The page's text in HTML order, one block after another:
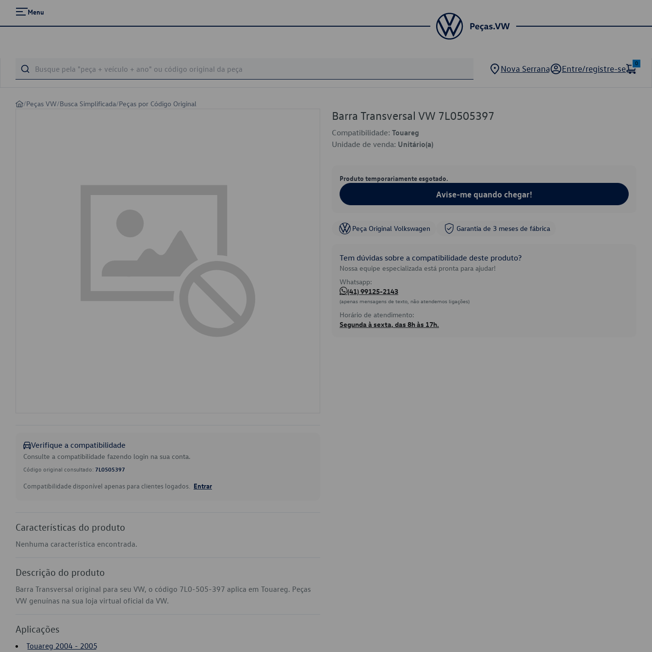
Menu
Nova Serrana Entre/registre-se
0
/Peças VW/Busca Simplificada/Peças por Código Original
Verifique a compatibilidade
Consulte a compatibilidade fazendo login na sua conta.
Código original consultado: 7L0505397
Compatibilidade disponível apenas para clientes logados. Entrar
Características do produto
Nenhuma característica encontrada.
Descrição do produto
Barra Transversal original para seu VW, o código 7L0-505-397 aplica em Touareg. Peças
VW genuínas na sua loja virtual oficial da VW.
Aplicações
Touareg 2004 - 2005
Barra Transversal VW 7L0505397
Compatibilidade: Touareg
Unidade de venda: Unitário(a)
Produto temporariamente esgotado.
Avise-me quando chegar!
Peça Original Volkswagen Garantia de 3 meses de fábrica
Tem dúvidas sobre a compatibilidade deste produto?
Nossa equipe especializada está pronta para ajudar!
Whatsapp:
(41) 99125-2143
(apenas mensagens de texto, não atendemos ligações)
Horário de atendimento:
Segunda à sexta, das 8h às 17h.